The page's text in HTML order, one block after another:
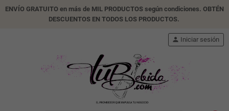
ENVÍO GRATUITO en más de MIL PRODUCTOS según condiciones. OBTÉN
DESCUENTOS EN TODOS LOS PRODUCTOS.
person Iniciar sesión